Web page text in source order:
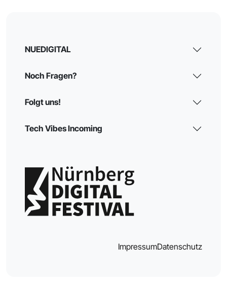
NUEDIGITAL
Noch Fragen?
Folgt uns!
Tech Vibes Incoming
ImpressumDatenschutz